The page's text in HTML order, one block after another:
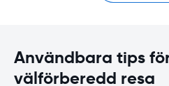
Användbara tips
välförberedd resa